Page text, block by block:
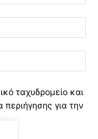
ταχυδρομείο και
για την